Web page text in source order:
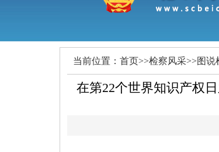
当前位置： 首页>>检察风采>>图说
在第22个世界知识产权